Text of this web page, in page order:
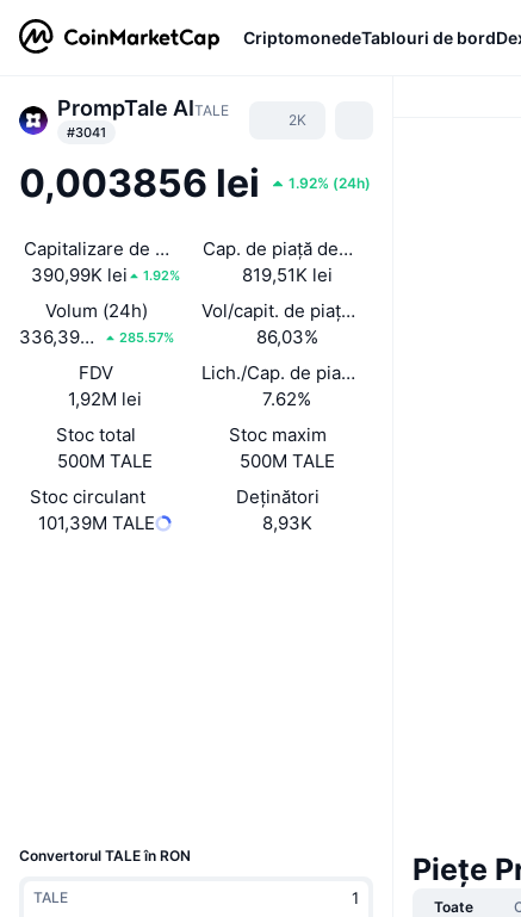
CriptomonedeTablouri de bord
PrompTale AITALE
#3041
2K
0,003856 lei 1.92% (24h)
Capitalizare de piață
390,99K lei
1.92%
Cap. de piață deblocată
819,51K lei
Volum (24h)
336,39K lei
285.57%
Vol/capit. de piață (24 h)
86,03%
FDV
1,92M lei
Lich./Cap. de piață
7.62%
Stoc total
500M TALE
Stoc maxim
500M TALE
Stoc circulant
101,39M TALE
Deținători
8,93K
Convertorul TALE în RON
TALE
Piețe
Toate